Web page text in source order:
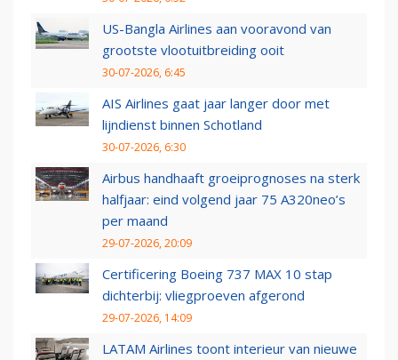
US-Bangla Airlines aan vooravond van
grootste vlootuitbreiding ooit
30-07-2026, 6:45
AIS Airlines gaat jaar langer door met
lijndienst binnen Schotland
30-07-2026, 6:30
Airbus handhaaft groeiprognoses na sterk
halfjaar: eind volgend jaar 75 A320neo’s
per maand
29-07-2026, 20:09
Certificering Boeing 737 MAX 10 stap
dichterbij: vliegproeven afgerond
29-07-2026, 14:09
LATAM Airlines toont interieur van nieuwe